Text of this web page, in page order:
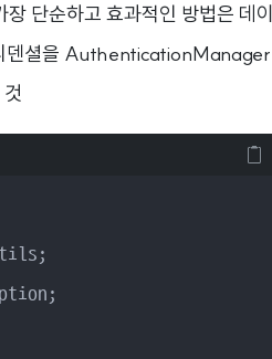
단순하고 효과적인 방법은 데이
덴셜을 AuthenticationManager